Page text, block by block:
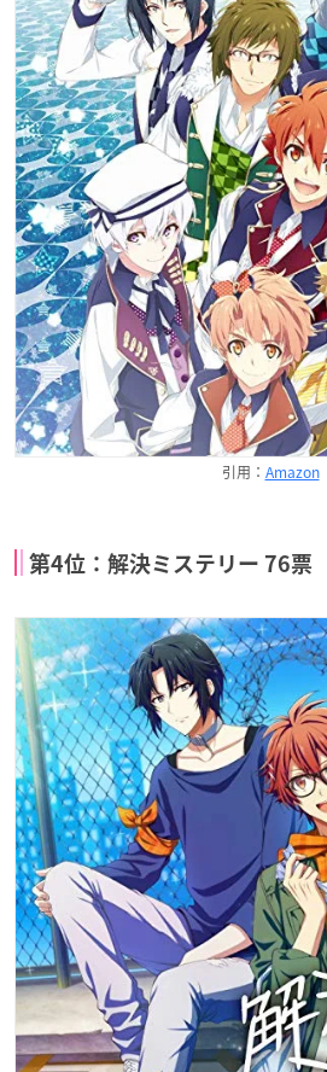
引用： Amazon
第4位：解決ミステリー 76票